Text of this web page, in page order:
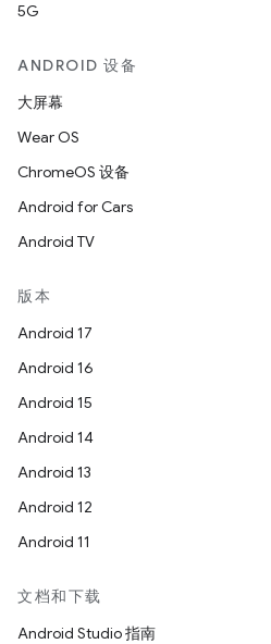
5G
ANDROID 设备
大屏幕
Wear OS
ChromeOS 设备
Android for Cars
Android TV
版本
Android 17
Android 16
Android 15
Android 14
Android 13
Android 12
Android 11
文档和下载
Android Studio 指南